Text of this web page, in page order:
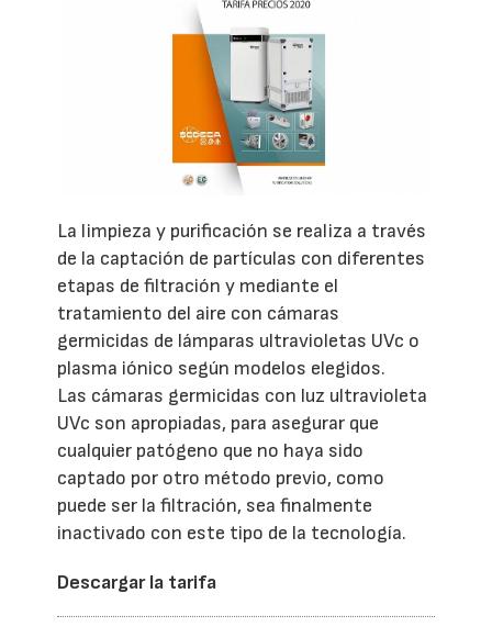
La limpieza y purificación se realiza a través
de la captación de partículas con diferentes
etapas de filtración y mediante el
tratamiento del aire con cámaras
germicidas de lámparas ultravioletas UVc o
plasma iónico según modelos elegidos.
Las cámaras germicidas con luz ultravioleta
UVc son apropiadas, para asegurar que
cualquier patógeno que no haya sido
captado por otro método previo, como
puede ser la filtración, sea finalmente
inactivado con este tipo de la tecnología.
Descargar la tarifa